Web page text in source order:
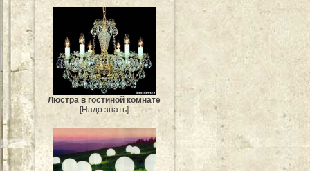
Люстра в гостиной комнате
[Надо знать]